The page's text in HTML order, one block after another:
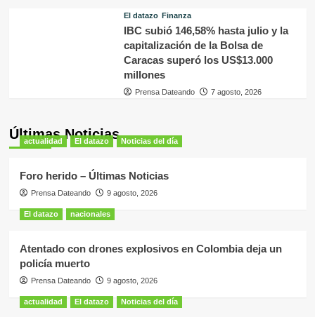
El datazo Finanza
IBC subió 146,58% hasta julio y la
capitalización de la Bolsa de
Caracas superó los US$13.000
millones
Prensa Dateando 7 agosto, 2026
Últimas Noticias
actualidad El datazo Noticias del día
Foro herido – Últimas Noticias
Prensa Dateando 9 agosto, 2026
El datazo nacionales
Atentado con drones explosivos en Colombia deja un
policía muerto
Prensa Dateando 9 agosto, 2026
actualidad El datazo Noticias del día